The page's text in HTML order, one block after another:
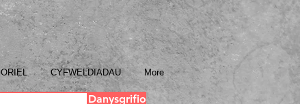
ORIEL CYFWELDIADAU More
Danysgrifio